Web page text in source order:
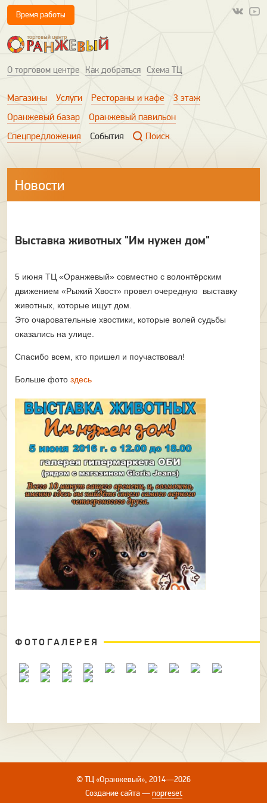
О торговом центре Как добраться Схема ТЦ
Время работы
Магазины Услуги Рестораны и кафе
3 этаж
Оранжевый базар
Оранжевый павильон
Спецпредложения
События Поиск
Новости
Выставка животных "Им нужен дом"
5 июня ТЦ «Оранжевый» совместно с волонтёрским
движением «Рыжий Хвост» провел очередную выставку
животных, которые ищут дом.
Это очаровательные хвостики, которые волей судьбы
оказались на улице.
Спасибо всем, кто пришел и поучаствовал!
Больше фото здесь
ФОТОГАЛЕРЕЯ
© ТЦ «Оранжевый», 2014—2026
Создание сайта—nopreset